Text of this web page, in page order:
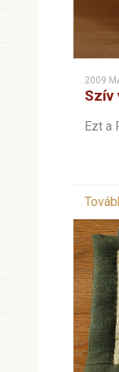
2009
Szív
Ezt a